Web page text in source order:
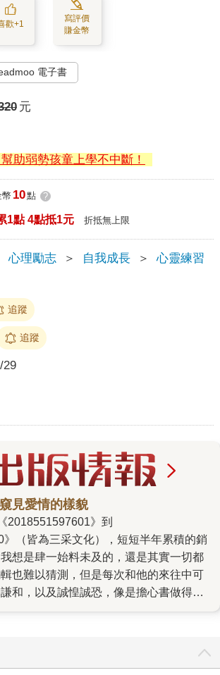
歡+1
寫評價
賺金幣
電子書
元
助弱勢孩童上學不中斷！
10點 ?
1點 4點抵1元 折抵無上限
心理勵志 ＞ 自我成長 ＞ 心靈練習
追蹤
追蹤
29
見愛情的樣貌
》（皆為三采文化），短短半年累積的銷
想是肆一始料未及的，還是其實一切都
也難以猜測，但是每次和他的來往中可
和，以及誠惶誠恐，像是擔心書做得不
迷從他文章中的獲得，一種了解、一種
迷從肆一文章中得到了理解和共鳴。 原